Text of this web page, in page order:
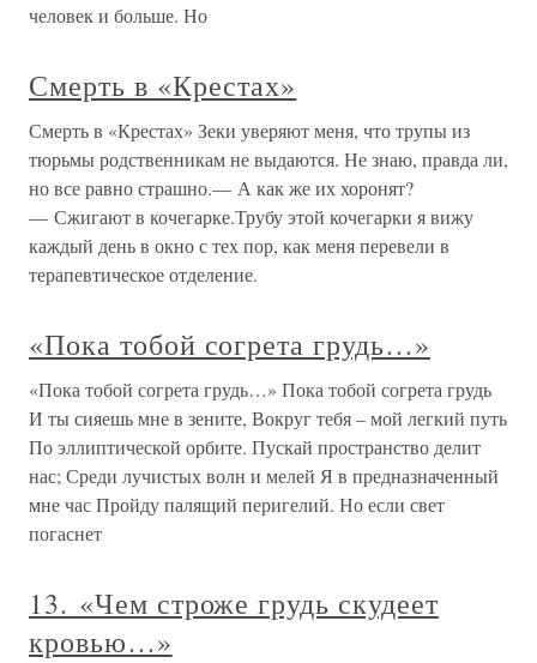
человек и больше. Но
Смерть в «Крестах»
Смерть в «Крестах» Зеки уверяют меня, что трупы из
тюрьмы родственникам не выдаются. Не знаю, правда ли,
но все равно страшно.— А как же их хоронят?
— Сжигают в кочегарке.Трубу этой кочегарки я вижу
каждый день в окно с тех пор, как меня перевели в
терапевтическое отделение.
«Пока тобой согрета грудь…»
«Пока тобой согрета грудь…» Пока тобой согрета грудь
И ты сияешь мне в зените, Вокруг тебя – мой легкий путь
По эллиптической орбите. Пускай пространство делит
нас; Среди лучистых волн и мелей Я в предназначенный
мне час Пройду палящий перигелий. Но если свет
погаснет
13. «Чем строже грудь скудеет
кровью…»